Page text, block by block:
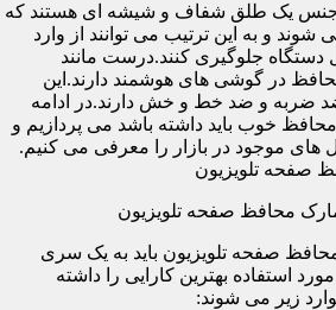
جنس یک طلق شفاف و شیشه ای هستند که
و به این ترتیب می توانند از وارد
جلوگیری کنند.درست مانند
در گوشی های هوشمند دارند.این
ضربه و ضد خط و خش دارند.در ادامه
خوب باید داشته باشد می پردازیم و
موجود در بازار را معرفی می کنیم.
صفحه تلویزیون
محافظ صفحه تلویزیون
صفحه تلویزیون باید به یک سری
استفاده بهترین کارایی را داشته
زیر می شوند: